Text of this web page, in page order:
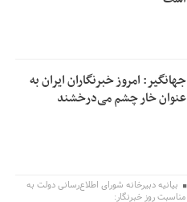
جهانگیر: امروز خبرنگاران ایران به
عنوان خار چشم می‌درخشند
بیانیه دبیرخانه شورای اطلاع‌رسانی دولت به
مناسبت روز خبرنگار: